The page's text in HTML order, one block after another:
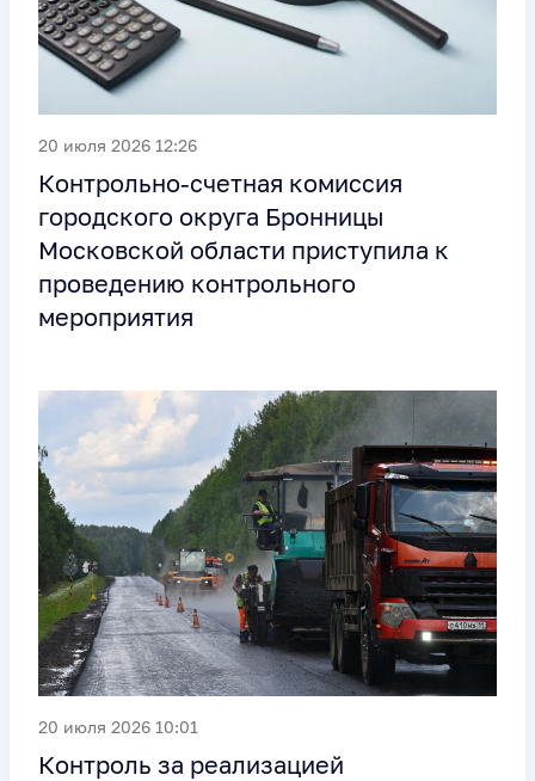
20 июля 2026 12:26
Контрольно-счетная комиссия
городского округа Бронницы
Московской области приступила к
проведению контрольного
мероприятия
20 июля 2026 10:01
Контроль за реализацией